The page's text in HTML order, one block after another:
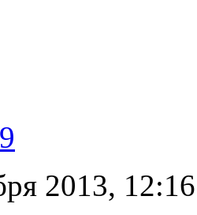
2013, 12:16